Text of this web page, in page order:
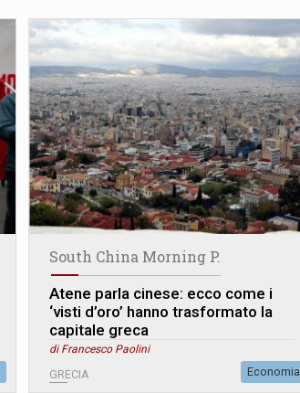
South China Morning P.
Atene parla cinese: ecco come i
‘visti d’oro’ hanno trasformato la
capitale greca
di Francesco Paolini
GRECIA Economia